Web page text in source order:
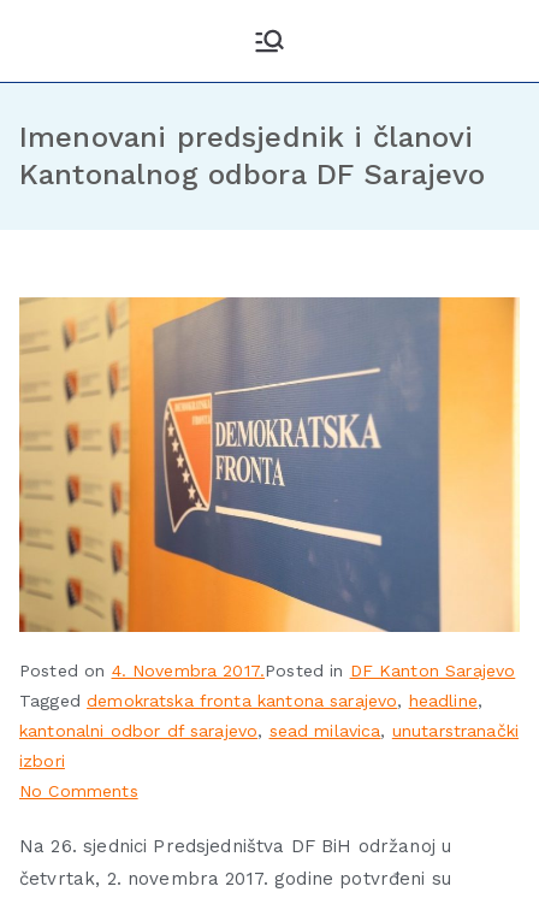
Imenovani predsjednik i članovi
Kantonalnog odbora DF Sarajevo
Posted on 4. Novembra 2017.Posted in DF Kanton Sarajevo
Taggeddemokratska fronta kantona sarajevo, headline,
kantonalni odbor df sarajevo, sead milavica, unutarstranački
izbori
No Comments
Na 26. sjednici Predsjedništva DF BiH održanoj u
četvrtak, 2. novembra 2017. godine potvrđeni su